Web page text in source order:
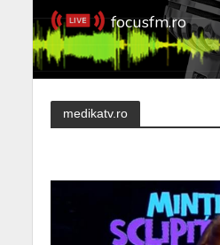
medikatv.ro